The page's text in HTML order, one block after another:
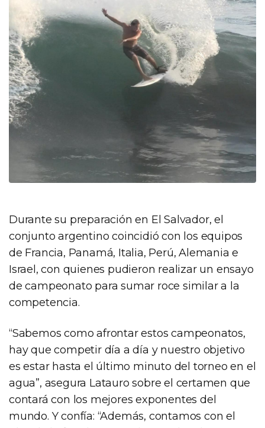
Durante su preparación en El Salvador, el
conjunto argentino coincidió con los equipos
de Francia, Panamá, Italia, Perú, Alemania e
Israel, con quienes pudieron realizar un ensayo
de campeonato para sumar roce similar a la
competencia.
“Sabemos como afrontar estos campeonatos,
hay que competir día a día y nuestro objetivo
es estar hasta el último minuto del torneo en el
agua”, asegura Latauro sobre el certamen que
contará con los mejores exponentes del
mundo. Y confía: “Además, contamos con el